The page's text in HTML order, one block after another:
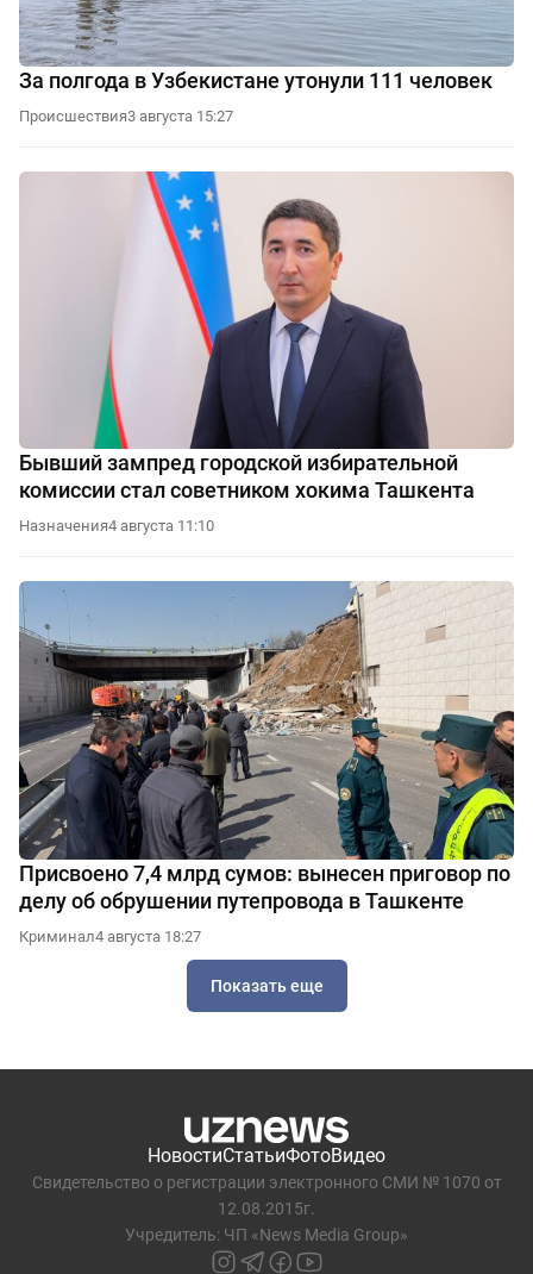
За полгода в Узбекистане утонули 111 человек
Происшествия3 августа 15:27
Бывший зампред городской избирательной
комиссии стал советником хокима Ташкента
Назначения4 августа 11:10
Присвоено 7,4 млрд сумов: вынесен приговор по
делу об обрушении путепровода в Ташкенте
Криминал4 августа 18:27
Показать еще
НовостиСтатьиФотоВидео
Свидетельство о регистрации электронного СМИ № 1070 от
12.08.2015г.
Учредитель: ЧП «News Media Group»